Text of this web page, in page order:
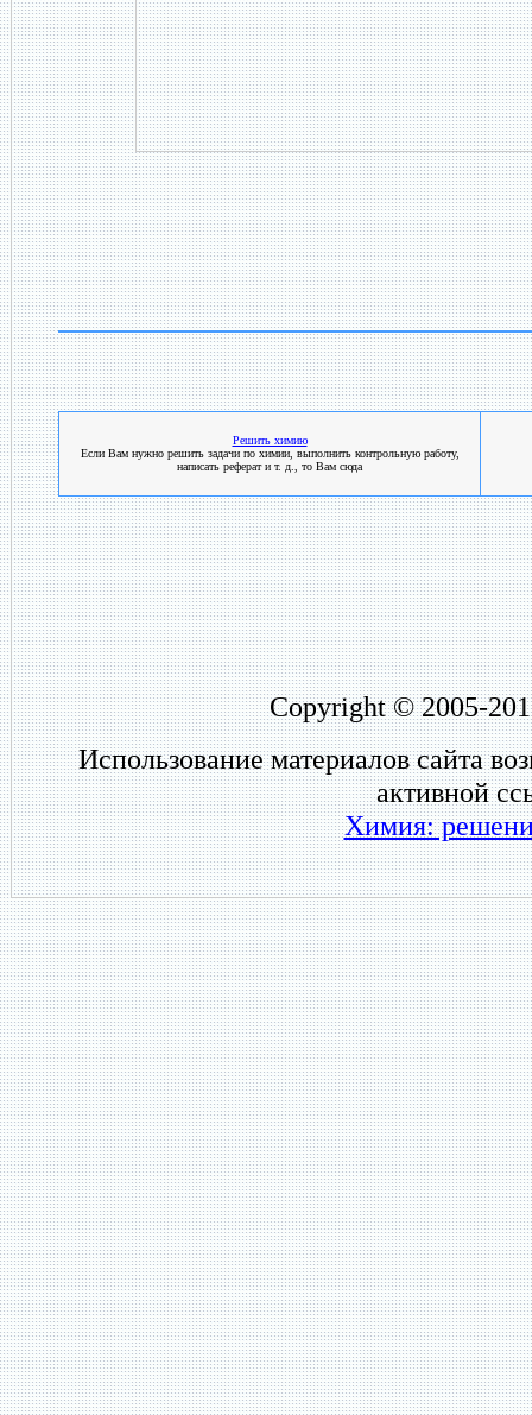
Решить химию
Если Вам нужно решить задачи по химии, выполнить контрольную работу,
написать реферат и т. д., то Вам сюда
Copyright © 2005-
Использование материалов сайта
активной
Химия: